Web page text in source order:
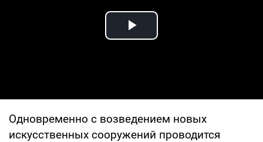
Play Video
Одновременно с возведением новых
искусственных сооружений проводится